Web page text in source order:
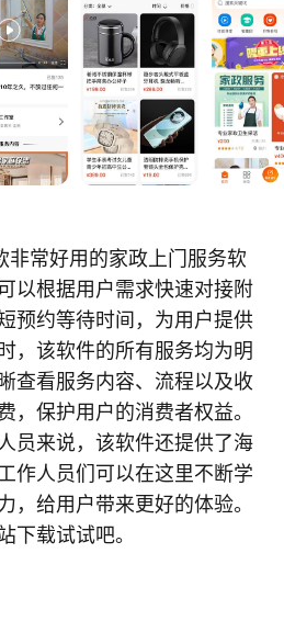
非常好用的家政上门服务软
以根据用户需求快速对接附
预约等待时间，为用户提供
，该软件的所有服务均为明
查看服务内容、流程以及收
，保护用户的消费者权益。
员来说，该软件还提供了海
作人员们可以在这里不断学
，给用户带来更好的体验。
下载试试吧。